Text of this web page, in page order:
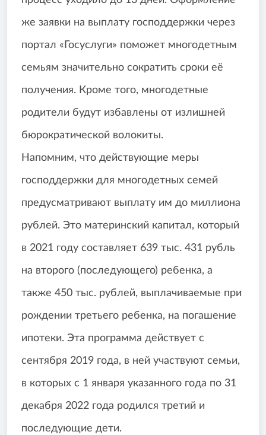
же заявки на выплату господдержки через
портал «Госуслуги» поможет многодетным
семьям значительно сократить сроки её
получения. Кроме того, многодетные
родители будут избавлены от излишней
бюрократической волокиты.
Напомним, что действующие меры
господдержки для многодетных семей
предусматривают выплату им до миллиона
рублей. Это материнский капитал, который
в 2021 году составляет 639 тыс. 431 рубль
на второго (последующего) ребенка, а
также 450 тыс. рублей, выплачиваемые при
рождении третьего ребенка, на погашение
ипотеки. Эта программа действует с
сентября 2019 года, в ней участвуют семьи,
в которых с 1 января указанного года по 31
декабря 2022 года родился третий и
последующие дети.